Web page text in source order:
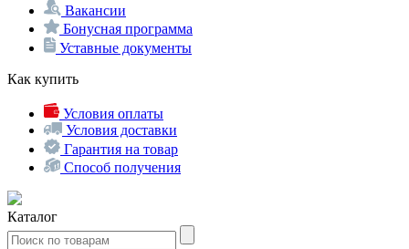
Вакансии
Бонусная программа
Уставные документы
Как купить
Условия оплаты
Условия доставки
Гарантия на товар
Способ получения
Каталог